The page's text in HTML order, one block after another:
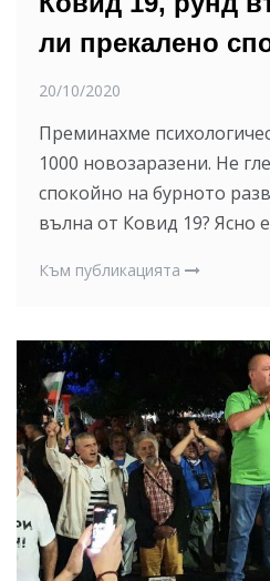
ли прекалено
20/10/2020
Преминахме
1000 новозаразени. Не
спокойно на бурното
вълна от Ковид 19? Ясно
Към публикацията